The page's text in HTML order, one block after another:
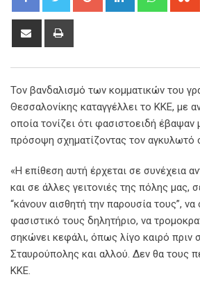
Share
Τον βανδαλισμό των κομματικών του
Θεσσαλονίκης καταγγέλλει το ΚΚΕ, με
οποία τονίζει ότι φασιστοειδή έβαψαν
πρόσοψη σχηματίζοντας τον αγκυλωτό
«Η επίθεση αυτή έρχεται σε συνέχεια
και σε άλλες γειτονιές της πόλης μας,
“κάνουν αισθητή την παρουσία τους”, να
φασιστικό τους δηλητήριο, να
σηκώνει κεφάλι, όπως λίγο καιρό πριν
Σταυρούπολης και αλλού. Δεν θα τους
ΚΚΕ.